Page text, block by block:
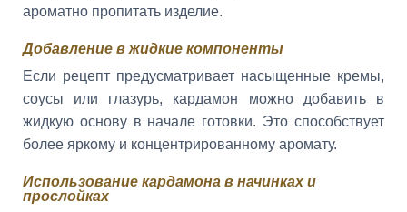
ароматно пропитать изделие.
Добавление в жидкие компоненты
Если рецепт предусматривает насыщенные кремы,
соусы или глазурь, кардамон можно добавить в
жидкую основу в начале готовки. Это способствует
более яркому и концентрированному аромату.
Использование кардамона в начинках и
прослойках